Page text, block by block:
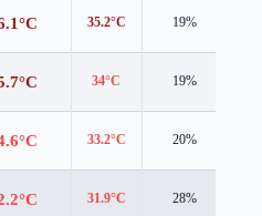
35.2°C 19%
34°C 19%
33.2°C 20%
31.9°C 28%